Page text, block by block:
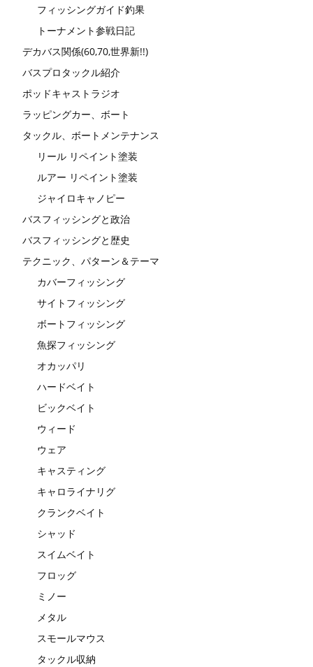
フィッシングガイド釣果
トーナメント参戦日記
デカバス関係(60,70,世界新!!)
バスプロタックル紹介
ポッドキャストラジオ
ラッピングカー、ボート
タックル、ボートメンテナンス
リール リペイント塗装
ルアー リペイント塗装
ジャイロキャノピー
バスフィッシングと政治
バスフィッシングと歴史
テクニック、パターン＆テーマ
カバーフィッシング
サイトフィッシング
ボートフィッシング
魚探フィッシング
オカッパリ
ハードベイト
ビックベイト
ウィード
ウェア
キャスティング
キャロライナリグ
クランクベイト
シャッド
スイムベイト
フロッグ
ミノー
メタル
スモールマウス
タックル収納